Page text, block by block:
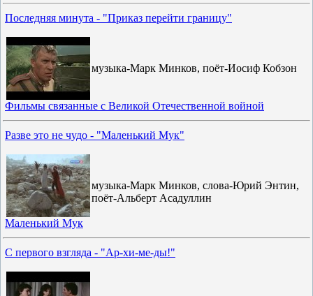
Последняя минута - "Приказ перейти границу"
музыка-Марк Минков, поёт-Иосиф Кобзон
Фильмы связанные с Великой Отечественной войной
Разве это не чудо - "Маленький Мук"
музыка-Марк Минков, слова-Юрий Энтин,
поёт-Альберт Асадуллин
Маленький Мук
С первого взгляда - "Ар-хи-ме-ды!"